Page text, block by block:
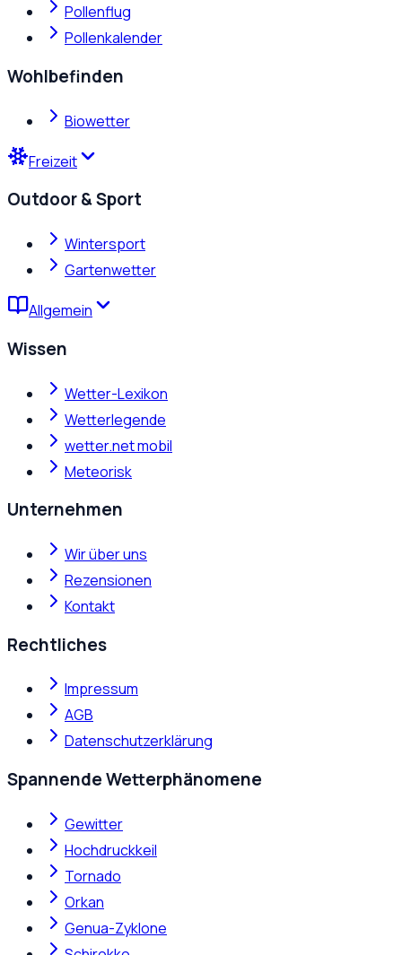
Pollenflug
Pollenkalender
Wohlbefinden
Biowetter
Freizeit
Outdoor & Sport
Wintersport
Gartenwetter
Allgemein
Wissen
Wetter-Lexikon
Wetterlegende
wetter.net mobil
Meteorisk
Unternehmen
Wir über uns
Rezensionen
Kontakt
Rechtliches
Impressum
AGB
Datenschutzerklärung
Spannende Wetterphänomene
Gewitter
Hochdruckkeil
Tornado
Orkan
Genua-Zyklone